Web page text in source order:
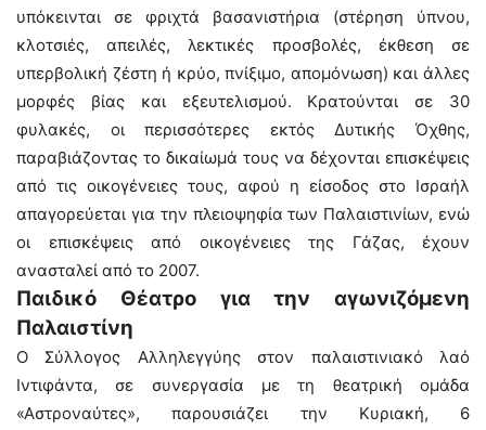
υπόκεινται σε φριχτά βασανιστήρια (στέρηση ύπνου,
κλοτσιές, απειλές, λεκτικές προσβολές, έκθεση σε
υπερβολική ζέστη ή κρύο, πνίξιμο, απομόνωση) και άλλες
μορφές βίας και εξευτελισμού. Κρατούνται σε 30
φυλακές, οι περισσότερες εκτός Δυτικής Όχθης,
παραβιάζοντας το δικαίωμά τους να δέχονται επισκέψεις
από τις οικογένειες τους, αφού η είσοδος στο Ισραήλ
απαγορεύεται για την πλειοψηφία των Παλαιστινίων, ενώ
οι επισκέψεις από οικογένειες της Γάζας, έχουν
ανασταλεί από το 2007.
Παιδικό Θέατρο για την αγωνιζόμενη
Παλαιστίνη
Ο Σύλλογος Αλληλεγγύης στον παλαιστινιακό λαό
Ιντιφάντα, σε συνεργασία με τη θεατρική ομάδα
«Αστροναύτες», παρουσιάζει την Κυριακή, 6